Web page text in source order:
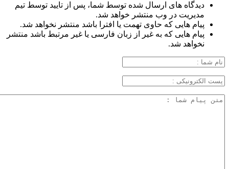
دیدگاه های ارسال شده توسط شما، پس از تایید توسط تیم
مدیریت در وب منتشر خواهد شد.
پیام هایی که حاوی تهمت یا افترا باشد منتشر نخواهد شد.
پیام هایی که به غیر از زبان فارسی یا غیر مرتبط باشد منتشر
نخواهد شد.